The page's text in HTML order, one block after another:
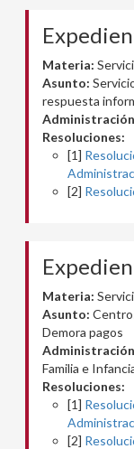
Materia:
Asunto:
respuesta
Resoluciones:
[1]
[2]
Materia:
Asunto:
Demora pagos
Familia e
Resoluciones:
[1]
[2]